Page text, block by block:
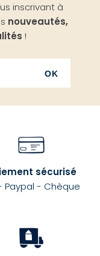
inscrivant à
nouveautés,
!
OK
sécurisé
Paypal - Chèque